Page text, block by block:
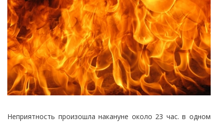
Неприятность произошла накануне около 23 час. в одном